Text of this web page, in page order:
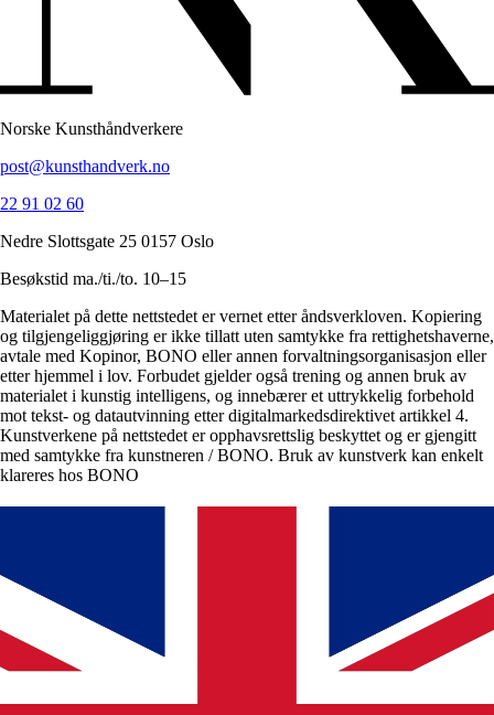
Norske Kunsthåndverkere
post@kunsthandverk.no
22 91 02 60
Nedre Slottsgate 25 0157 Oslo
Besøkstid ma./ti./to. 10–15
Materialet på dette nettstedet er vernet etter åndsverkloven. Kopiering
og tilgjengeliggjøring er ikke tillatt uten samtykke fra rettighetshaverne,
avtale med Kopinor, BONO eller annen forvaltningsorganisasjon eller
etter hjemmel i lov. Forbudet gjelder også trening og annen bruk av
materialet i kunstig intelligens, og innebærer et uttrykkelig forbehold
mot tekst- og datautvinning etter digitalmarkedsdirektivet artikkel 4.
Kunstverkene på nettstedet er opphavsrettslig beskyttet og er gjengitt
med samtykke fra kunstneren / BONO. Bruk av kunstverk kan enkelt
klareres hos BONO